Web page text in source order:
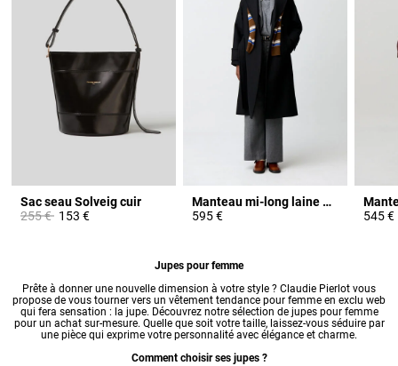
Sac seau Solveig cuir
Prix réduit à partir de
255 €à153 €
Manteau mi-long laine mélangée
595 €
545 €
Jupes pour femme
Prête à donner une nouvelle dimension à votre style ? Claudie Pierlot vous
propose de vous tourner vers un vêtement tendance pour femme en exclu web
qui fera sensation : la jupe. Découvrez notre sélection de jupes pour femme
pour un achat sur-mesure. Quelle que soit votre taille, laissez-vous séduire par
une pièce qui exprime votre personnalité avec élégance et charme.
Comment choisir ses jupes ?